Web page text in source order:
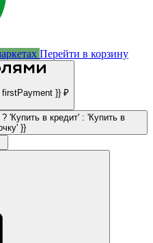
Перейти в корзину
}} ₽
'Купить в кредит' : 'Купить в
}}